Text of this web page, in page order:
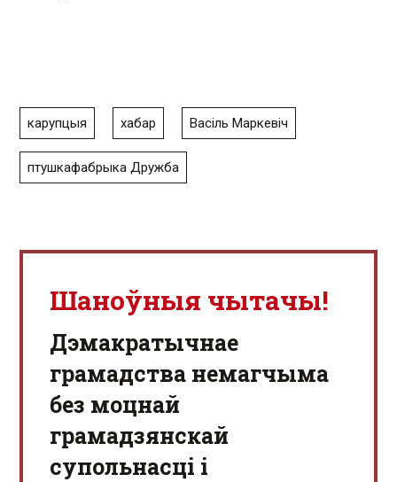
карупцыя хабар Васіль Маркевіч
птушкафабрыка Дружба
Шаноўныя чытачы!
Дэмакратычнае
грамадства немагчыма
без моцнай
грамадзянскай
супольнасці і